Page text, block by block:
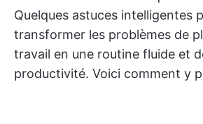
Quelques astuces intelligentes
transformer les problèmes de
travail en une routine fluide et
productivité. Voici comment y